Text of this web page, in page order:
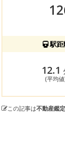
駅距
12.1
(平均
この記事は不動産鑑